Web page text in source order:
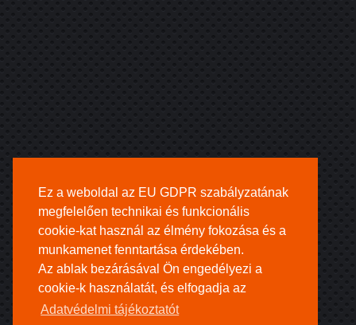
Ez a weboldal az EU GDPR szabályzatának
megfelelően technikai és funkcionális
cookie-kat használ az élmény fokozása és a
munkamenet fenntartása érdekében.
Az ablak bezárásával Ön engedélyezi a
cookie-k használatát, és elfogadja az
Adatvédelmi tájékoztatót